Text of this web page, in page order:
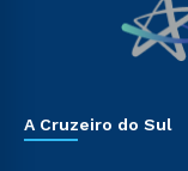
A Cruzeiro do Sul